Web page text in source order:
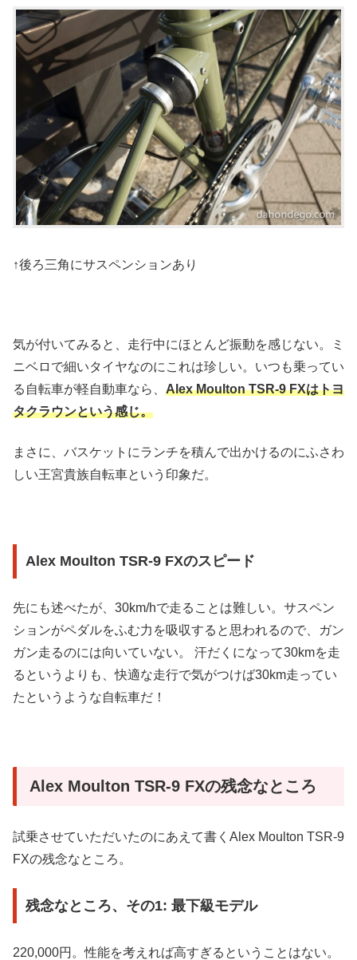
↑後ろ三角にサスペンションあり
気が付いてみると、走行中にほとんど振動を感じない。ミ
ニベロで細いタイヤなのにこれは珍しい。いつも乗ってい
る自転車が軽自動車なら、 Alex Moulton TSR-9 FXはトヨ
タクラウンという感じ。
まさに、バスケットにランチを積んで出かけるのにふさわ
しい王宮貴族自転車という印象だ。
Alex Moulton TSR-9 FXのスピード
先にも述べたが、30km/hで走ることは難しい。サスペン
ションがペダルをふむ力を吸収すると思われるので、ガン
ガン走るのには向いていない。 汗だくになって30kmを走
るというよりも、快適な走行で気がつけば30km走ってい
たというような自転車だ！
Alex Moulton TSR-9 FXの残念なところ
試乗させていただいたのにあえて書くAlex Moulton TSR-9
FXの残念なところ。
残念なところ、その1: 最下級モデル
220,000円。性能を考えれば高すぎるということはない。